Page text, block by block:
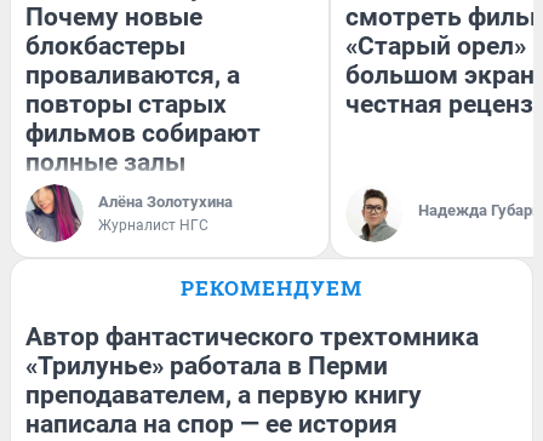
Почему новые
блокбастеры
проваливаются, а
повторы старых
фильмов собирают
полные залы
Алёна Золотухина
Журналист НГС
смотреть
«Старый орел»
большом
честная
Надежда Губарь
РЕКОМЕНДУЕМ
Автор фантастического трехтомника
«Трилунье» работала в Перми
преподавателем, а первую книгу
написала на спор — ее история